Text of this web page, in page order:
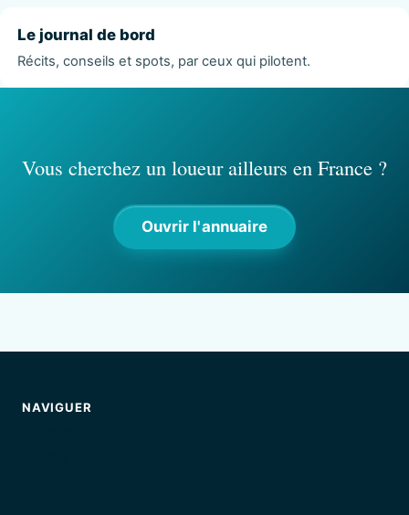
Le journal de bord
Récits, conseils et spots, par ceux qui pilotent.
Vous cherchez un loueur ailleurs en France ?
Ouvrir l'annuaire
NAVIGUER